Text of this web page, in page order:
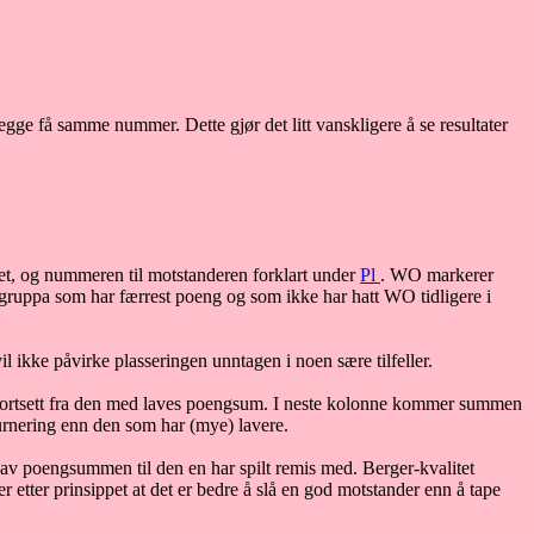
få samme nummer. Dette gjør det litt vanskligere å se resultater
og nummeren til motstanderen forklart underPl . WO markerer
som har færrest poeng og som ikke har hatt WO tidligere i
ikke påvirke plasseringen unntagen i noen sære tilfeller.
fra den med laves poengsum. I neste kolonne kommer summen
enn den som har (mye) lavere.
poengsummen til den en har spilt remis med. Berger-kvalitet
prinsippet at det er bedre å slå en god motstander enn å tape